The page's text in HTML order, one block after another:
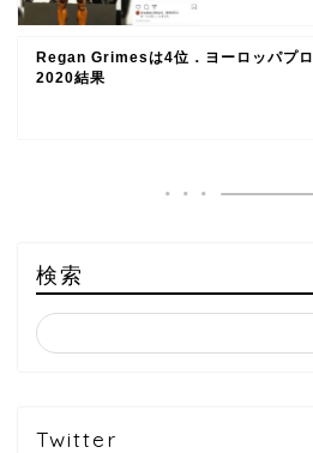
Regan Grimesは4位．ヨーロッパプロ
2020結果
検索
Twitter